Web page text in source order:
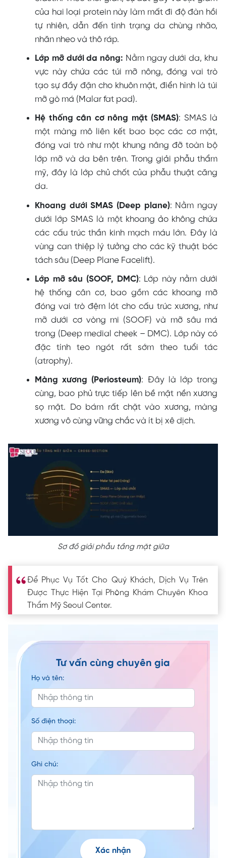
của hai loại protein này làm mất đi độ đàn hồi
tự nhiên, dẫn đến tình trạng da chùng nhão,
nhăn nheo và thô ráp.
Lớp mỡ dưới da nông: Nằm ngay dưới da, khu
vực này chứa các túi mỡ nông, đóng vai trò
tạo sự đầy đặn cho khuôn mặt, điển hình là túi
mỡ gò má (Malar fat pad).
Hệ thống cân cơ nông mặt (SMAS): SMAS là
một màng mô liên kết bao bọc các cơ mặt,
đóng vai trò như một khung nâng đỡ toàn bộ
lớp mỡ và da bên trên. Trong giải phẫu thẩm
mỹ, đây là lớp chủ chốt của phẫu thuật căng
da.
Khoang dưới SMAS (Deep plane): Nằm ngay
dưới lớp SMAS là một khoang ảo không chứa
các cấu trúc thần kinh mạch máu lớn. Đây là
vùng can thiệp lý tưởng cho các kỹ thuật bóc
tách sâu (Deep Plane Facelift).
Lớp mỡ sâu (SOOF, DMC): Lớp này nằm dưới
hệ thống cân cơ, bao gồm các khoang mỡ
đóng vai trò đệm lót cho cấu trúc xương, như
mỡ dưới cơ vòng mi (SOOF) và mỡ sâu má
trong (Deep medial cheek – DMC). Lớp này có
đặc tính teo ngót rất sớm theo tuổi tác
(atrophy).
Màng xương (Periosteum): Đây là lớp trong
cùng, bao phủ trực tiếp lên bề mặt nền xương
sọ mặt. Do bám rất chặt vào xương, màng
xương vô cùng vững chắc và ít bị xê dịch.
Sơ đồ giải phẫu tầng mặt giữa
Để Phục Vụ Tốt Cho Quý Khách, Dịch Vụ Trên
Được Thực Hiện Tại Phòng Khám Chuyên Khoa
Thẩm Mỹ Seoul Center.
Tư vấn cùng chuyên gia
Họ và tên:
Số điện thoại:
Ghi chú:
Xác nhận